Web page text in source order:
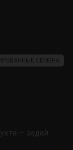
СЕМЕНА
— задай